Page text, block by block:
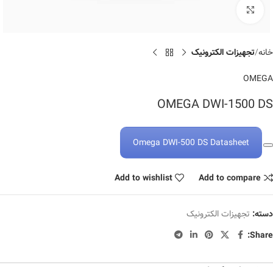
خانه تجهیزات الکترونیک
OMEGA
OMEGA DWI-1500 DS
Omega DWI-500 DS Datasheet
Add to compare
Add to wishlist
دسته: تجهیزات الکترونیک
Share: